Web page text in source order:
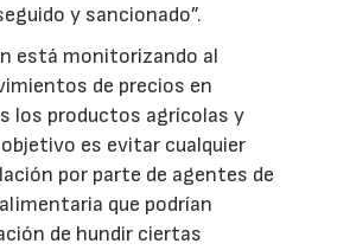
y sancionado”.
está monitorizando al
de precios en
los productos agrícolas y
es evitar cualquier
por parte de agentes de
que podrían
de hundir ciertas